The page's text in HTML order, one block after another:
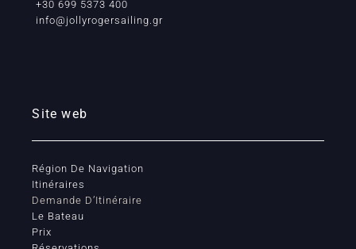
+30 699 5373 400
info@jollyrogersailing.gr
Site web
Région De Navigation
Itinéraires
Demande D’Itinéraire
Le Bateau
Prix